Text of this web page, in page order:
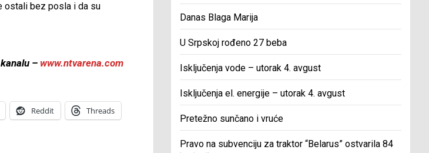
ostali bez posla i da su
kanalu – www.ntvarena.com
Reddit Threads
Danas Blaga Marija
U Srpskoj rođeno 27 beba
Isključenja vode – utorak 4. avgust
Isključenja el. energije – utorak 4. avgust
Pretežno sunčano i vruće
Pravo na subvenciju za traktor “Belarus” ostvarila 84